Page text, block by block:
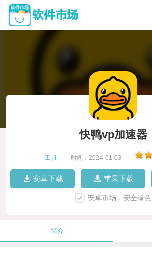
快鸭vp加速器
工具 时间：2024-01-03
安卓下载 苹果下载
安卓市场，安全绿色
简介